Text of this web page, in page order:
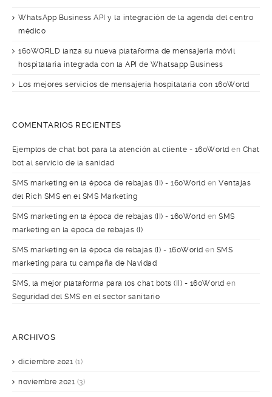
WhatsApp Business API y la integración de la agenda del centro
médico
160WORLD lanza su nueva plataforma de mensajería móvil
hospitalaria integrada con la API de Whatsapp Business
Los mejores servicios de mensajería hospitalaria con 160World
COMENTARIOS RECIENTES
Ejemplos de chat bot para la atención al cliente - 160World en Chat
bot al servicio de la sanidad
SMS marketing en la época de rebajas (II) - 160World en Ventajas
del Rich SMS en el SMS Marketing
SMS marketing en la época de rebajas (II) - 160World en SMS
marketing en la época de rebajas (I)
SMS marketing en la época de rebajas (I) - 160World en SMS
marketing para tu campaña de Navidad
SMS, la mejor plataforma para los chat bots (II) - 160World en
Seguridad del SMS en el sector sanitario
ARCHIVOS
diciembre 2021 (1)
noviembre 2021 (3)